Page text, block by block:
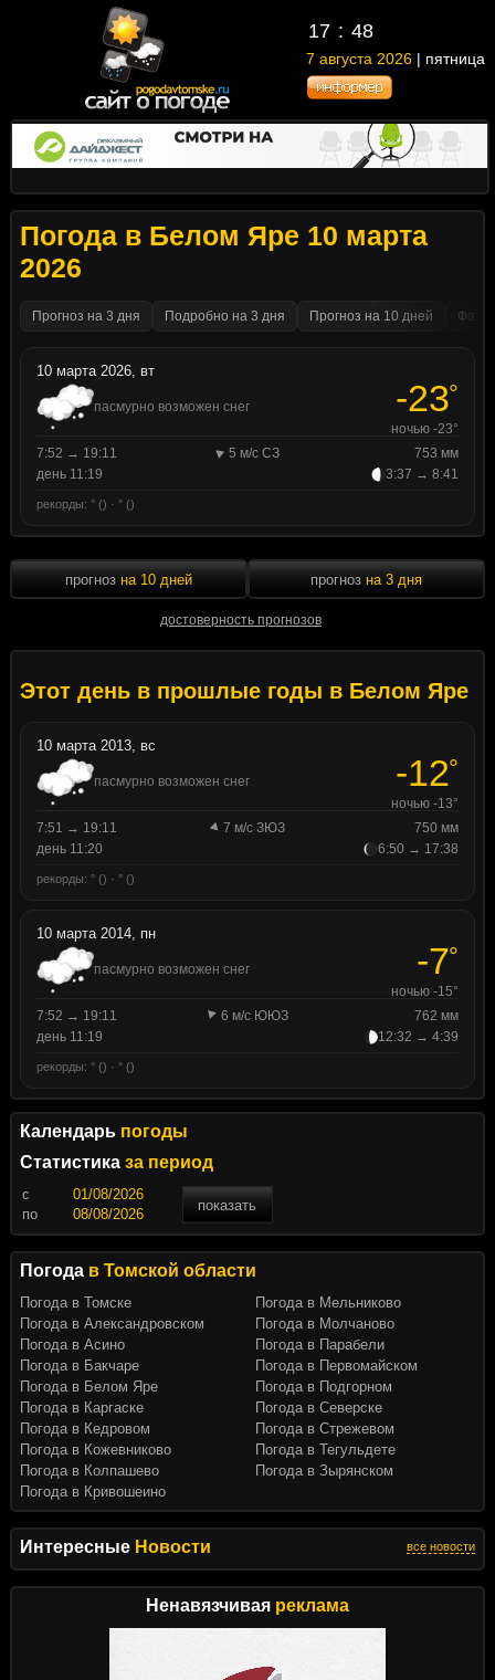
17 48
7 августа 2026 | пятница
Интересные Новости все новости
Ненавязчивая реклама
Погода в Белом Яре 10 марта
2026
Прогноз на 3 дня Подробно на 3 дня Прогноз на 10 дней
10 марта 2026, вт
пасмурно возможен снег -23°
ночью -23°
7:52 → 19:11
5 м/с СЗ
753 мм
день 11:19
3:37 → 8:41
рекорды: ° () · ° ()
прогноз на 10 дней
достоверность прогнозов
прогноз на 3 дня
Этот день в прошлые годы в Белом Яре
10 марта 2013, вс
пасмурно возможен снег -12°
ночью -13°
7:51 → 19:11
7 м/с ЗЮЗ
750 мм
день 11:20
6:50 → 17:38
рекорды: ° () · ° ()
10 марта 2014, пн
пасмурно возможен снег -7°
ночью -15°
7:52 → 19:11
6 м/с ЮЮЗ
762 мм
день 11:19
12:32 → 4:39
рекорды: ° () · ° ()
Календарь погоды
Статистика за период
c
показать
по
Погода в Томской области
Погода в Томске
Погода в Александровском
Погода в Асино
Погода в Бакчаре
Погода в Белом Яре
Погода в Каргаске
Погода в Кедровом
Погода в Кожевниково
Погода в Колпашево
Погода в Кривошеино
Погода в Мельниково
Погода в Молчаново
Погода в Парабели
Погода в Первомайском
Погода в Подгорном
Погода в Северске
Погода в Стрежевом
Погода в Тегульдете
Погода в Зырянском